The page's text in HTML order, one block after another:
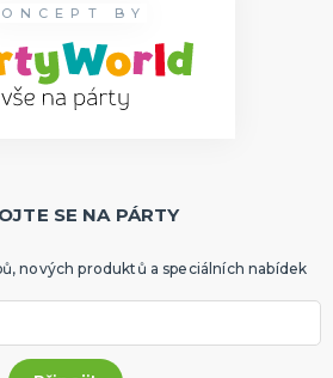
BY
SE NA PÁRTY
nových produktů a speciálních nabídek